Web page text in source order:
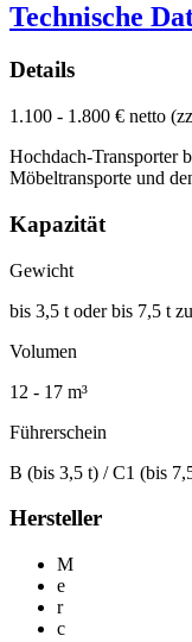
Technische
Details
1.100 - 1.800 € netto
Hochdach-Transporter
Möbeltransporte und
Kapazität
Gewicht
bis 3,5 t oder bis 7,5 t
Volumen
12 - 17 m³
Führerschein
B (bis 3,5 t) / C1 (bis
Hersteller
M
e
r
c